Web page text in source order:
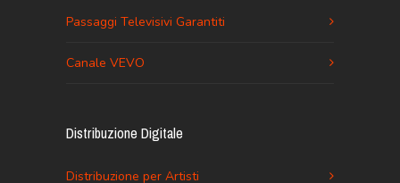
Passaggi Televisivi Garantiti
Canale VEVO
Distribuzione Digitale
Distribuzione per Artisti